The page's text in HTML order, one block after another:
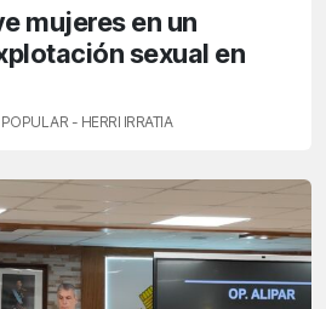
mujeres en un
sexual en
- HERRI IRRATIA